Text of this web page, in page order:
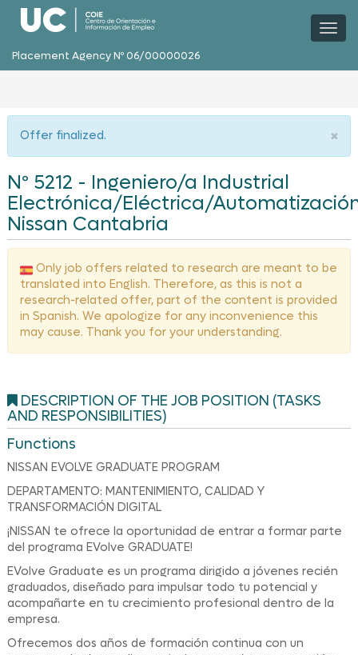
Placement Agency Nº 06/00000026
×
Offer finalized.
Nº 5212 - Ingeniero/a Industrial
Electrónica/Eléctrica/
Nissan Cantabria
Only job offers related to research are meant to be
translated into English. Therefore, as this is not a
research-related offer, part of the content is provided
in Spanish. We apologize for any inconvenience this
may cause. Thank you for your understanding.
DESCRIPTION OF THE JOB POSITION (TASKS
AND RESPONSIBILITIES)
Functions
NISSAN EVOLVE GRADUATE PROGRAM
DEPARTAMENTO: MANTENIMIENTO, CALIDAD Y
TRANSFORMACIÓN DIGITAL
¡NISSAN te ofrece la oportunidad de entrar a formar parte
del programa EVolve GRADUATE!
EVolve Graduate es un programa dirigido a jóvenes recién
graduados, diseñado para impulsar todo tu potencial y
acompañarte en tu crecimiento profesional dentro de la
empresa.
Ofrecemos dos años de formación continua con un